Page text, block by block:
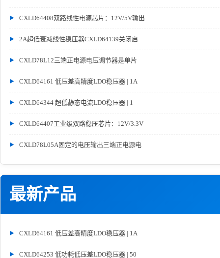
CXLD64408双路线性电源芯片：12V/5V输出
2A超低衰减线性稳压器CXLD64139关闭启
CXLD78L12三端正电源电压调节器是单片
CXLD64161 低压差高精度LDO稳压器 | 1A
CXLD64344 超低静态电流LDO稳压器 | 1
CXLD64407工业级双路稳压芯片：12V/3.3V
CXLD78L05A固定的电压输出三端正电源电
最新产品
CXLD64161 低压差高精度LDO稳压器 | 1A
CXLD64253 低功耗低压差LDO稳压器 | 50